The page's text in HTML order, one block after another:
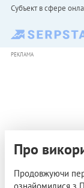
Субъект в сфере
РЕКЛАМА
Про
Продовжуючи